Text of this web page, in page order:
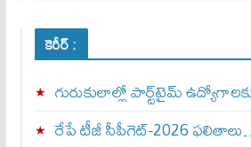
కెరీర్ :
గురుకులాల్లో పార్ట్‌టైమ్
రేపే టీజీ సీపీగెట్‌-2026